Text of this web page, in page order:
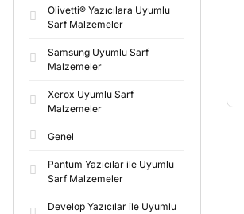
Olivetti® Yazıcılara Uyumlu
Sarf Malzemeler
Samsung Uyumlu Sarf
Malzemeler
Xerox Uyumlu Sarf
Malzemeler
Genel
Pantum Yazıcılar ile Uyumlu
Sarf Malzemeler
Develop Yazıcılar ile Uyumlu